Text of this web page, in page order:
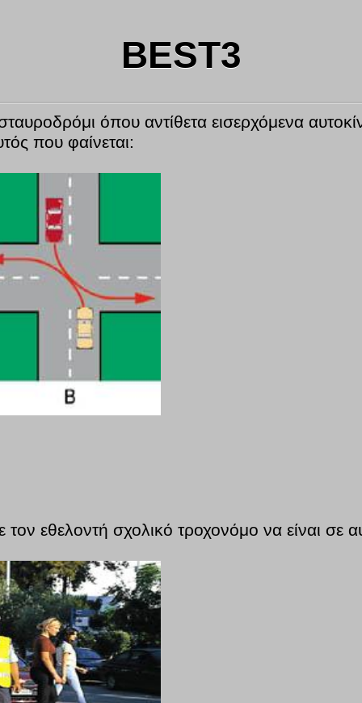
BEST3
όπου αντίθετα εισερχόμενα
που φαίνεται:
εθελοντή σχολικό τροχονόμο να είναι σε